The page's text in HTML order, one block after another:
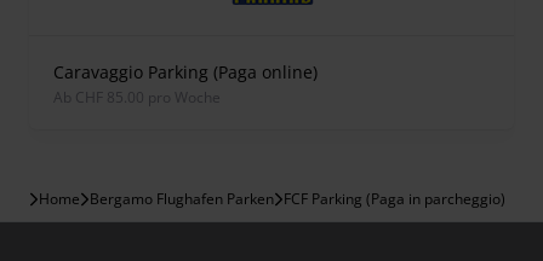
Caravaggio Parking (Paga online)
ab CHF 85.00 pro Woche
Home Bergamo Flughafen Parken FCF Parking (Paga in parcheggio)